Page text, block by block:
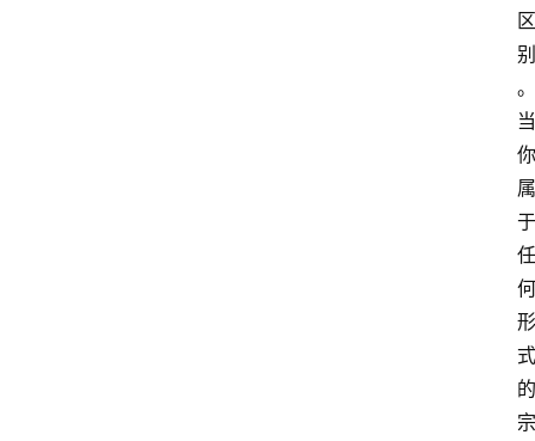
区
别
。
当
你
属
于
任
何
形
式
的
宗